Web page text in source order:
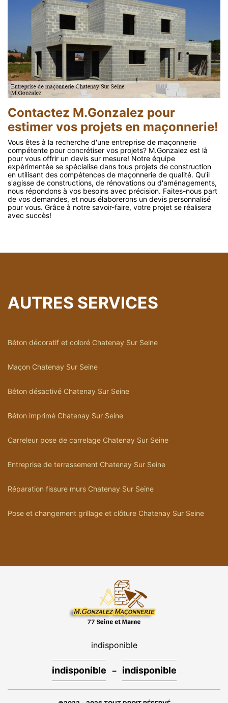
Contactez M.Gonzalez pour
estimer vos projets en maçonnerie!
Vous êtes à la recherche d'une entreprise de maçonnerie
compétente pour concrétiser vos projets? M.Gonzalez est là
pour vous offrir un devis sur mesure! Notre équipe
expérimentée se spécialise dans tous projets de construction
en utilisant des compétences de maçonnerie de qualité. Qu'il
s'agisse de constructions, de rénovations ou d'aménagements,
nous répondons à vos besoins avec précision. Faites-nous part
de vos demandes, et nous élaborerons un devis personnalisé
pour vous. Grâce à notre savoir-faire, votre projet se réalisera
avec succès!
AUTRES SERVICES
Béton décoratif et coloré Chatenay Sur Seine
Maçon Chatenay Sur Seine
Béton désactivé Chatenay Sur Seine
Béton imprimé Chatenay Sur Seine
Carreleur pose de carrelage Chatenay Sur Seine
Entreprise de terrassement Chatenay Sur Seine
Réparation fissure murs Chatenay Sur Seine
Pose et changement grillage et clôture Chatenay Sur Seine
indisponible
indisponible - indisponible